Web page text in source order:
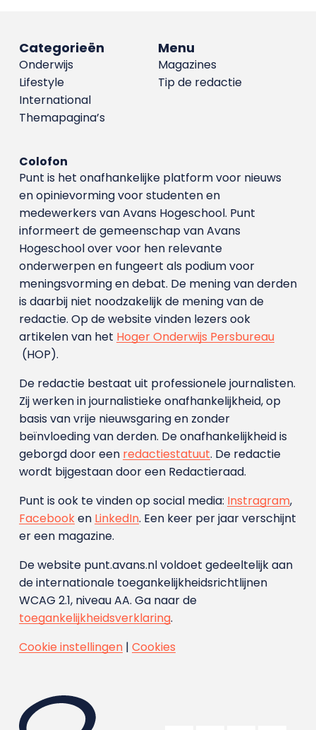
Menu
Magazines
Tip de redactie
Categorieën
Onderwijs
Lifestyle
International
Themapagina’s
Colofon
Punt is het onafhankelijke platform voor nieuws
en opinievorming voor studenten en
medewerkers van Avans Hoge­school. Punt
informeert de gemeenschap van Avans
Hogeschool over voor hen relevante
onderwerpen en fungeert als podium voor
meningsvorming en debat. De mening van derden
is daarbij niet noodzakelijk de mening van de
redactie. Op de website vinden lezers ook
artikelen van het Hoger Onderwijs Persbureau
(HOP).
De redactie bestaat uit professionele journalisten.
Zij werken in journalistieke onafhankelijkheid, op
basis van vrije nieuwsgaring en zonder
beïnvloeding van derden. De onafhankelijkheid is
geborgd door een redactiestatuut. De redactie
wordt bijgestaan door een Redactieraad.
Punt is ook te vinden op social media: Instragram,
Facebooken LinkedIn. Een keer per jaar verschijnt
er een magazine.
De website punt.avans.nl voldoet gedeeltelijk aan
de internationale toegankelijkheidsrichtlijnen
WCAG 2.1, niveau AA. Ga naar de
toegankelijkheidsverklaring.
Cookie instellingen| Cookies